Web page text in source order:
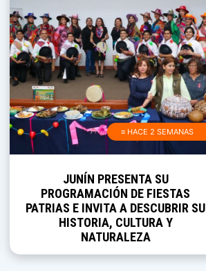
≡ HACE 2 SEMANAS
JUNÍN PRESENTA SU
PROGRAMACIÓN DE FIESTAS
PATRIAS E INVITA A DESCUBRIR SU
HISTORIA, CULTURA Y
NATURALEZA